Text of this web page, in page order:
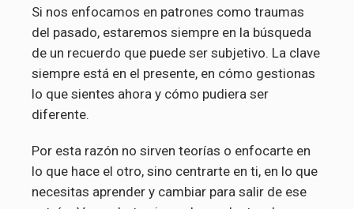
Si nos enfocamos en patrones como traumas
del pasado, estaremos siempre en la búsqueda
de un recuerdo que puede ser subjetivo. La clave
siempre está en el presente, en cómo gestionas
lo que sientes ahora y cómo pudiera ser
diferente.
Por esta razón no sirven teorías o enfocarte en
lo que hace el otro, sino centrarte en ti, en lo que
necesitas aprender y cambiar para salir de ese